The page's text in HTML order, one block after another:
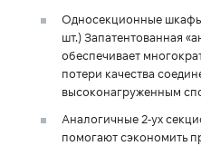
Односекционные
шт.) Запатентованная
обеспечивает
потери качества
высоконагруженным
Аналогичные 2-ух
помогают сэкономить